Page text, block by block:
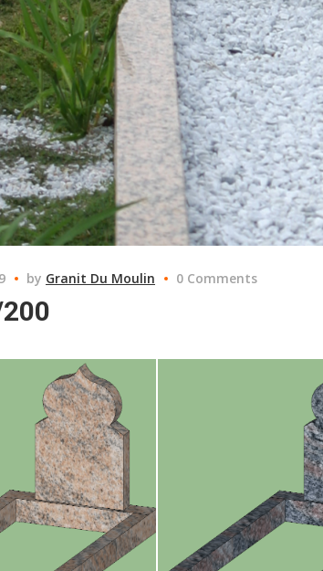
by Granit Du Moulin 0 Comments